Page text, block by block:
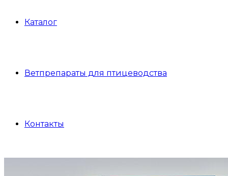
Каталог
Ветпрепараты для птицеводства
Контакты